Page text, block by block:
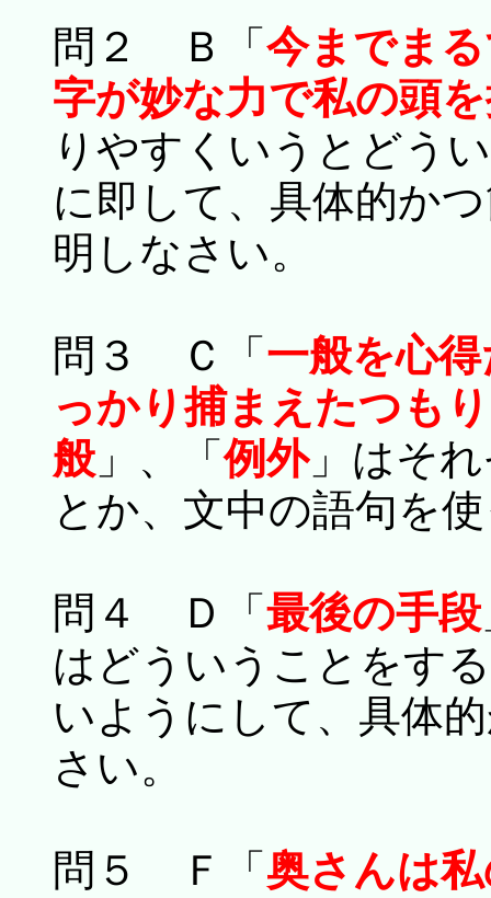
問２ Ｂ「 今までま
字が妙な力で私の頭
りやすくいうとどう
に即して、具体的か
明しなさい。
問３ Ｃ「 一般を心
っかり捕まえたつもり
般 」、「例外」はそ
とか、文中の語句を
問４ Ｄ「 最後の手段
はどういうことをす
いようにして、具体
さい。
問５ Ｆ「 奥さんは